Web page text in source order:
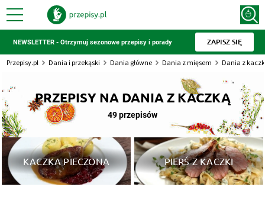
NEWSLETTER - Otrzymuj sezonowe przepisy i porady ZAPISZ SIĘ
Przepisy.pl Dania i przekąski Dania główne Dania z mięsem Dania z
PRZEPISY NA DANIA Z KACZKĄ
49 przepisów
KACZKA PIECZONA PIERŚ Z KACZKI